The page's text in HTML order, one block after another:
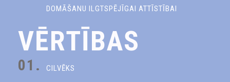
DOMĀŠANU ILGTSPĒJĪGAI ATTĪSTĪBAI
VĒRTĪBAS
01. CILVĒKS